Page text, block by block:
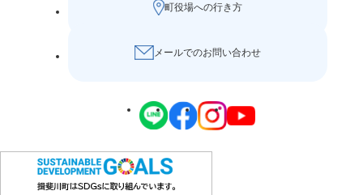
町役場への行き方
メールでのお問い合わせ